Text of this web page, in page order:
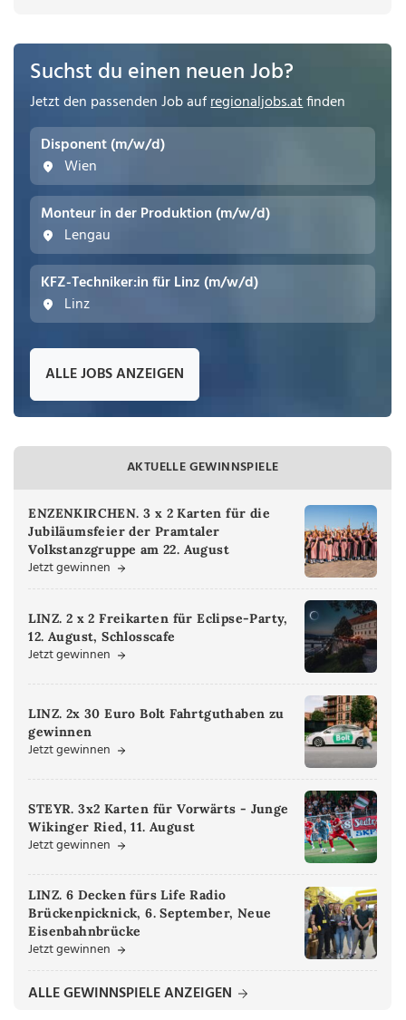
Suchst du einen neuen Job?
Jetzt den passenden Job aufregionaljobs.atfinden
Disponent (m/w/d)
Wien
Monteur in der Produktion (m/w/d)
Lengau
KFZ-Techniker:in für Linz (m/w/d)
Linz
ALLE JOBS ANZEIGEN
AKTUELLE GEWINNSPIELE
ENZENKIRCHEN. 3 x 2 Karten für die
Jubiläumsfeier der Pramtaler
Volkstanzgruppe am 22. August
Jetzt gewinnen
LINZ. 2 x 2 Freikarten für Eclipse-Party,
12. August, Schlosscafe
Jetzt gewinnen
LINZ. 2x 30 Euro Bolt Fahrtguthaben zu
gewinnen
Jetzt gewinnen
STEYR. 3x2 Karten für Vorwärts - Junge
Wikinger Ried, 11. August
Jetzt gewinnen
LINZ. 6 Decken fürs Life Radio
Brückenpicknick, 6. September, Neue
Eisenbahnbrücke
Jetzt gewinnen
ALLE GEWINNSPIELE ANZEIGEN